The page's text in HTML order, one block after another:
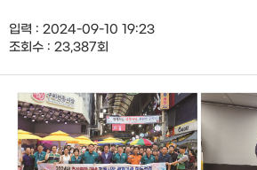
입력 : 2024-09-10 19:23
조회수 : 23,387회